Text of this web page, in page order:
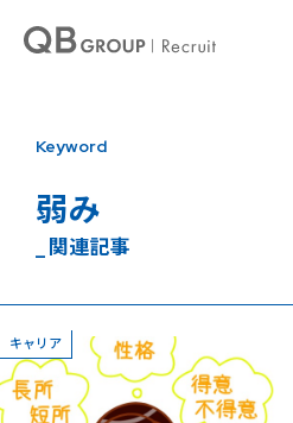
Keyword
弱み
_ 関連記事
キャリア